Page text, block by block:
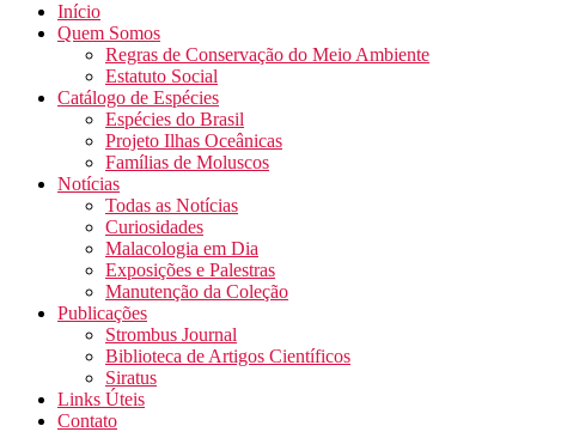
Início
Quem Somos
Regras de Conservação do Meio Ambiente
Estatuto Social
Catálogo de Espécies
Espécies do Brasil
Projeto Ilhas Oceânicas
Famílias de Moluscos
Notícias
Todas as Notícias
Curiosidades
Malacologia em Dia
Exposições e Palestras
Manutenção da Coleção
Publicações
Strombus Journal
Biblioteca de Artigos Científicos
Siratus
Links Úteis
Contato